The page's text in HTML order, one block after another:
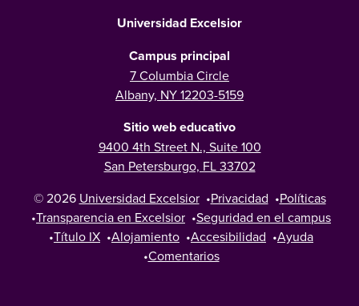
Universidad Excelsior
Campus principal
7 Columbia Circle
Albany, NY 12203-5159
Sitio web educativo
9400 4th Street N., Suite 100
San Petersburgo, FL 33702
© 2026 Universidad Excelsior •Privacidad •Políticas
•Transparencia en Excelsior •Seguridad en el campus
•Título IX •Alojamiento •Accesibilidad •Ayuda
•Comentarios